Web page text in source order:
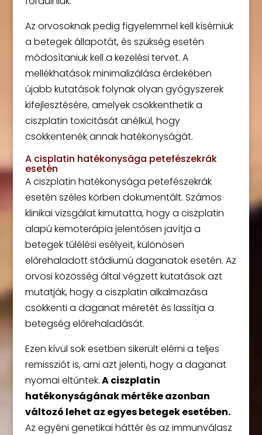
Az orvosoknak pedig figyelemmel kell kísérniük
a betegek állapotát, és szükség esetén
módosítaniuk kell a kezelési tervet. A
mellékhatások minimalizálása érdekében
újabb kutatások folynak olyan gyógyszerek
kifejlesztésére, amelyek csökkenthetik a
ciszplatin toxicitását anélkül, hogy
csökkentenék annak hatékonyságát.
A cisplatin hatékonysága petefészekrák
esetén
A ciszplatin hatékonysága petefészekrák
esetén széles körben dokumentált. Számos
klinikai vizsgálat kimutatta, hogy a ciszplatin
alapú kemoterápia jelentősen javítja a
betegek túlélési esélyeit, különösen
előrehaladott stádiumú daganatok esetén. Az
orvosi közösség által végzett kutatások azt
mutatják, hogy a ciszplatin alkalmazása
csökkenti a daganat méretét és lassítja a
betegség előrehaladását.
Ezen kívül sok esetben sikerült elérni a teljes
remissziót is, ami azt jelenti, hogy a daganat
nyomai eltűntek.A ciszplatin
hatékonyságának mértéke azonban
változó lehet az egyes betegek esetében.
Az egyéni genetikai háttér és az immunválasz